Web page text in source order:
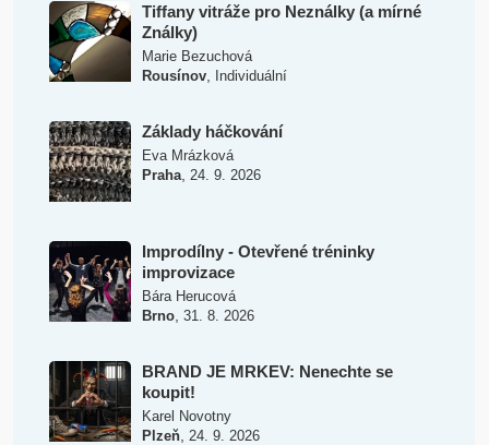
Tiffany vitráže pro Neználky (a mírné
Ználky)
Marie Bezuchová
Rousínov, Individuální
Základy háčkování
Eva Mrázková
Praha, 24. 9. 2026
Improdílny - Otevřené tréninky
improvizace
Bára Herucová
Brno, 31. 8. 2026
BRAND JE MRKEV: Nenechte se
koupit!
Karel Novotny
Plzeň, 24. 9. 2026